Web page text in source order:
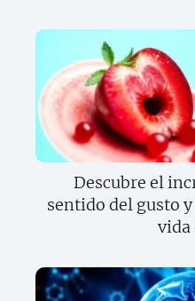
Descubre el
sentido del gusto
vida